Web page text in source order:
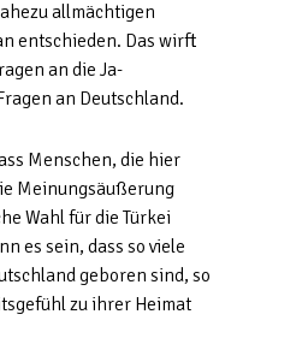
allmächtigen
entschieden. Das wirft
an die Ja-
an Deutschland.
Menschen, die hier
Meinungsäußerung
Wahl für die Türkei
es sein, dass so viele
geboren sind, so
zu ihrer Heimat